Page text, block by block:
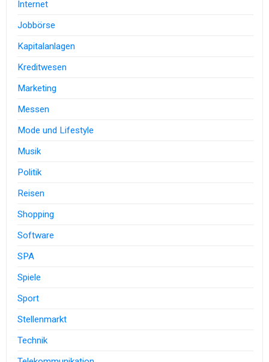
Internet
Jobbörse
Kapitalanlagen
Kreditwesen
Marketing
Messen
Mode und Lifestyle
Musik
Politik
Reisen
Shopping
Software
SPA
Spiele
Sport
Stellenmarkt
Technik